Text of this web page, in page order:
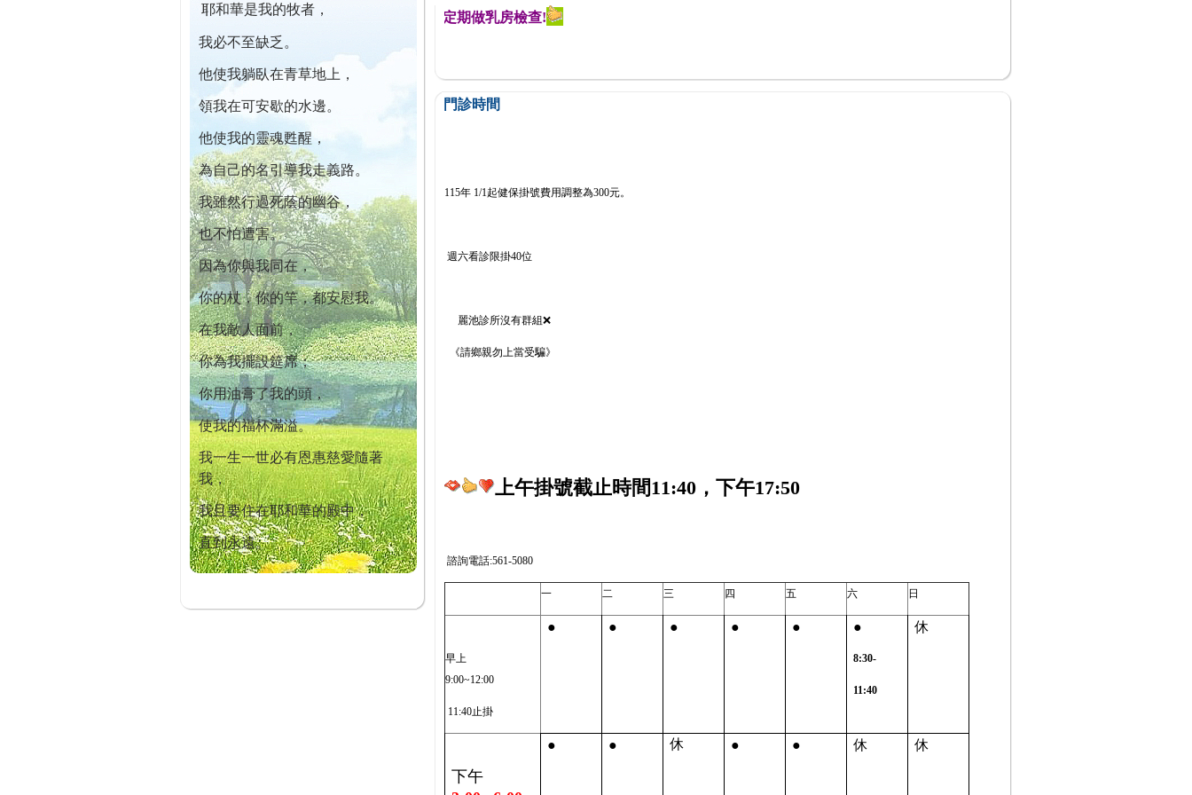
耶和華是我的牧者，
我必不至缺乏。
他使我躺臥在青草地上，
領我在可安歇的水邊。
他使我的靈魂甦醒，
為自己的名引導我走義路。
我雖然行過死蔭的幽谷，
也不怕遭害。
因為你與我同在，
你的杖，你的竿，都安慰我。
在我敵人面前，
你為我擺設筵席；
你用油膏了我的頭，
使我的福杯滿溢。
我一生一世必有恩惠慈愛隨著
我，
我且要住在耶和華的殿中，
直到永遠。
本院自開幕迄今已篩檢出1700位乳癌患者,提醒您定期做乳房檢查!
門診時間
115年 1/1起健保掛號費用調整為300元。
週六看診限掛40位
麗池診所沒有群組❌
《請鄉親勿上當受騙》
上午掛號截止時間11:40，下午17:50
諮詢電話:561-5080
一 二 三 四 五 六 日
早上
9:00~12:00
11:40止掛
● ● ● ● ● ●
8:30-
11:40
休
下午
● ● 休 ● ● 休 休